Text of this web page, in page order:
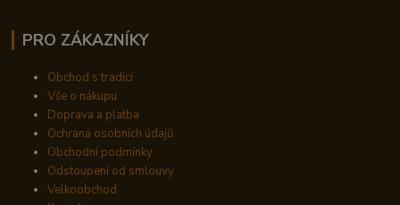
PRO ZÁKAZNÍKY
Obchod s tradicí
Vše o nákupu
Doprava a platba
Ochrana osobních údajů
Obchodní podmínky
Odstoupení od smlouvy
Velkoobchod